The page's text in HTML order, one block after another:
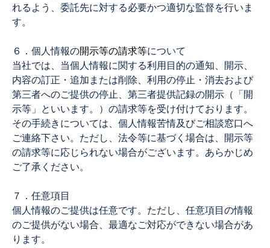
れるよう、委託先に対する必要かつ適切な監督を行いま
す。
６．個人情報の開示等の請求等について
当社では、当個人情報に関する利用目的の通知、開示、
内容の訂正・追加または削除、利用の停止・消去および
第三者へのご提供の停止、第三者提供記録の開示（「開
示等」といいます。）の請求等を受け付けております。
その手続きについては、個人情報苦情及びご相談窓口へ
ご連絡下さい。ただし、法令等に基づく場合は、開示等
の請求等に応じられない場合がございます。あらかじめ
ご了承ください。
７．任意項目
個人情報のご提供は任意です。ただし、任意項目の情報
のご提供がない場合、最適なご対応ができない場合があ
ります。